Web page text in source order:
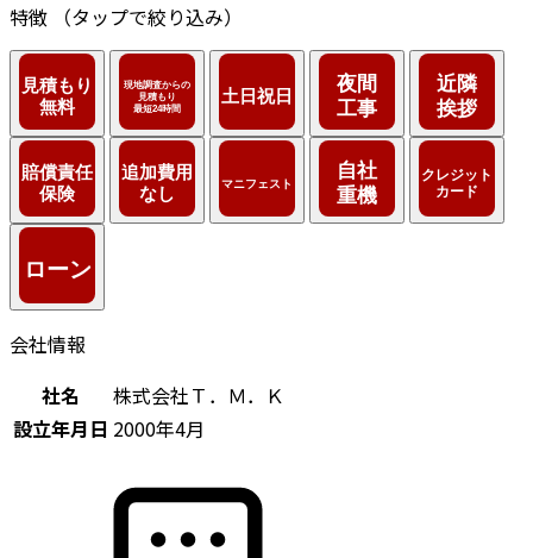
特徴
（タップで絞り込み）
会社情報
社名
株式会社Ｔ．Ｍ．Ｋ
設立年月日 2000年4月